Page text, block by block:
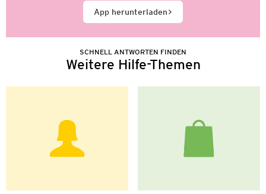
App herunterladen
SCHNELL ANTWORTEN FINDEN
Weitere Hilfe-Themen